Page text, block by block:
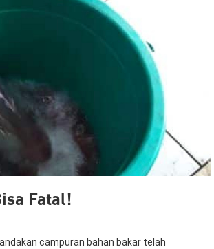
Fatal!
campuran bahan bakar telah